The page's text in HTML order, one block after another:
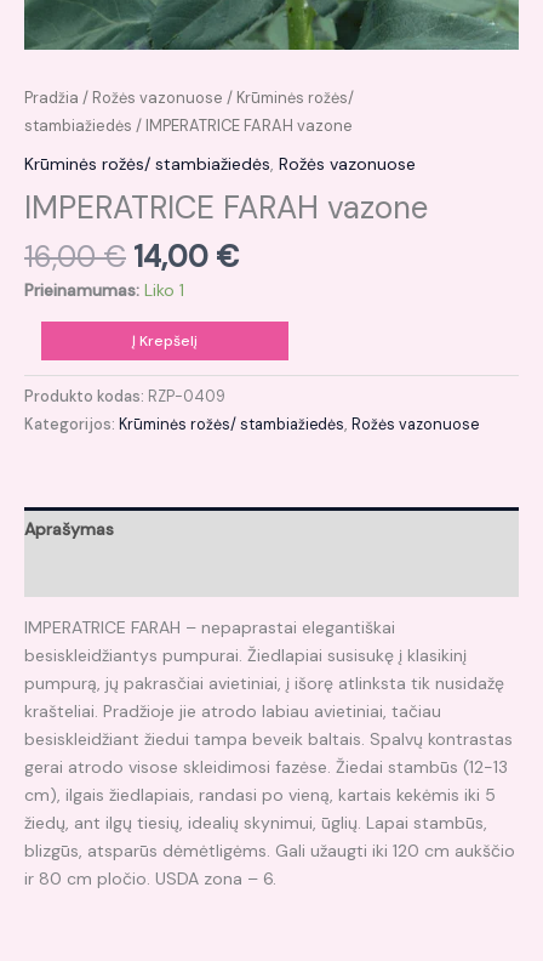
Pradžia / Rožės vazonuose / Krūminės rožės/
stambiažiedės / IMPERATRICE FARAH vazone
Krūminės rožės/ stambiažiedės, Rožės vazonuose
IMPERATRICE FARAH vazone
16,00€ 14,00 €
Prieinamumas: Liko 1
Į Krepšelį
Produkto kodas: RZP-0409
Kategorijos: Krūminės rožės/ stambiažiedės, Rožės vazonuose
Aprašymas
IMPERATRICE FARAH – nepaprastai elegantiškai
besiskleidžiantys pumpurai. Žiedlapiai susisukę į klasikinį
pumpurą, jų pakrasčiai avietiniai, į išorę atlinksta tik nusidažę
krašteliai. Pradžioje jie atrodo labiau avietiniai, tačiau
besiskleidžiant žiedui tampa beveik baltais. Spalvų kontrastas
gerai atrodo visose skleidimosi fazėse. Žiedai stambūs (12-13
cm), ilgais žiedlapiais, randasi po vieną, kartais kekėmis iki 5
žiedų, ant ilgų tiesių, idealių skynimui, ūglių. Lapai stambūs,
blizgūs, atsparūs dėmėtligėms. Gali užaugti iki 120 cm aukščio
ir 80 cm pločio. USDA zona – 6.